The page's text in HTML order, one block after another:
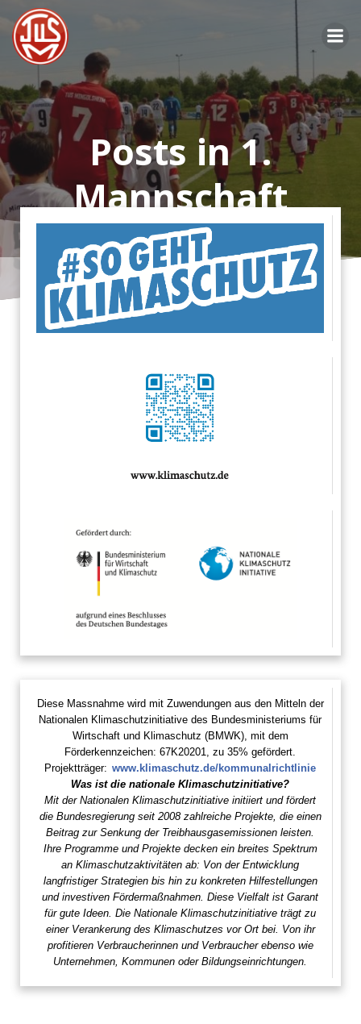
Posts in 1.
Mannschaft
Diese Massnahme wird mit Zuwendungen aus den Mitteln der
Nationalen Klimaschutzinitiative des Bundesministeriums für
Wirtschaft und Klimaschutz (BMWK), mit dem
Förderkennzeichen: 67K20201, zu 35% gefördert.
Projektträger: www.klimaschutz.de/kommunalrichtlinie
Was ist die nationale Klimaschutzinitiative?
Mit der Nationalen Klimaschutzinitiative initiiert und fördert
die Bundesregierung seit 2008 zahlreiche Projekte, die einen
Beitrag zur Senkung der Treibhausgasemissionen leisten.
Ihre Programme und Projekte decken ein breites Spektrum
an Klimaschutzaktivitäten ab: Von der Entwicklung
langfristiger Strategien bis hin zu konkreten Hilfestellungen
und investiven Fördermaßnahmen. Diese Vielfalt ist Garant
für gute Ideen. Die Nationale Klimaschutzinitiative trägt zu
einer Verankerung des Klimaschutzes vor Ort bei. Von ihr
profitieren Verbraucherinnen und Verbraucher ebenso wie
Unternehmen, Kommunen oder Bildungseinrichtungen.